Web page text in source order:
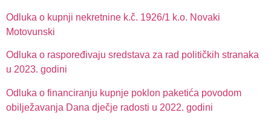
Odluka o kupnji nekretnine k.č. 1926/1 k.o. Novaki
Motovunski
Odluka o raspoređivaju sredstava za rad političkih stranaka
u 2023. godini
Odluka o financiranju kupnje poklon paketića povodom
obilježavanja Dana dječje radosti u 2022. godini